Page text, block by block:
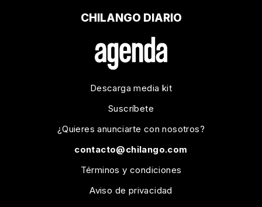
CHILANGO DIARIO
Descarga media kit
Suscríbete
¿Quieres anunciarte con nosotros?
contacto@chilango.com
Términos y condiciones
Aviso de privacidad